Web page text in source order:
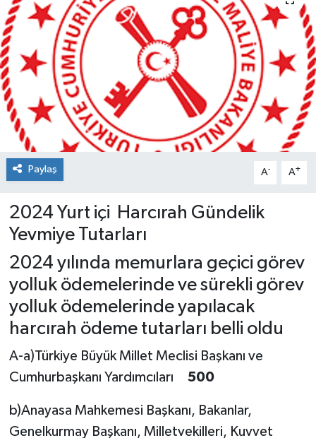
Paylaş A- A+
2024 Yurt içi Harcırah Gündelik
Yevmiye Tutarları
2024 yılında memurlara geçici görev
yolluk ödemelerinde ve sürekli görev
yolluk ödemelerinde yapılacak
harcırah ödeme tutarları belli oldu
A-a)Türkiye Büyük Millet Meclisi Başkanı ve
Cumhurbaşkanı Yardımcıları 500
b)Anayasa Mahkemesi Başkanı, Bakanlar,
Genelkurmay Başkanı, Milletvekilleri, Kuvvet